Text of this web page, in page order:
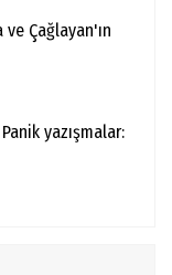
ve Çağlayan'ın
yazışmalar: